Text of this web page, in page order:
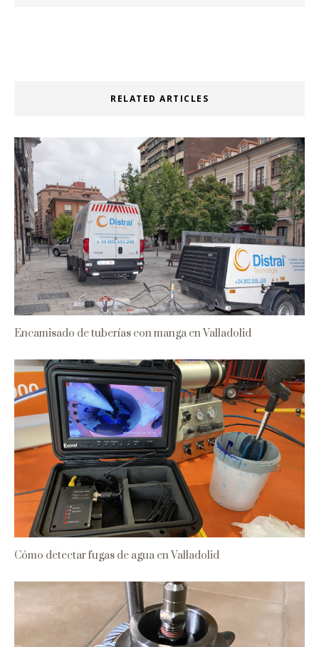
RELATED ARTICLES
Encamisado de tuberías con manga en Valladolid
Cómo detectar fugas de agua en Valladolid